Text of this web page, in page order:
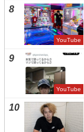
8
YouTube
9
YouTube
10